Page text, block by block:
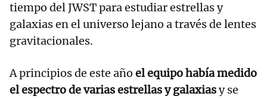
tiempo del JWST para estudiar estrellas y
galaxias en el universo lejano a través de lentes
gravitacionales.
A principios de este año el equipo había medido
el espectro de varias estrellas y galaxiasy se